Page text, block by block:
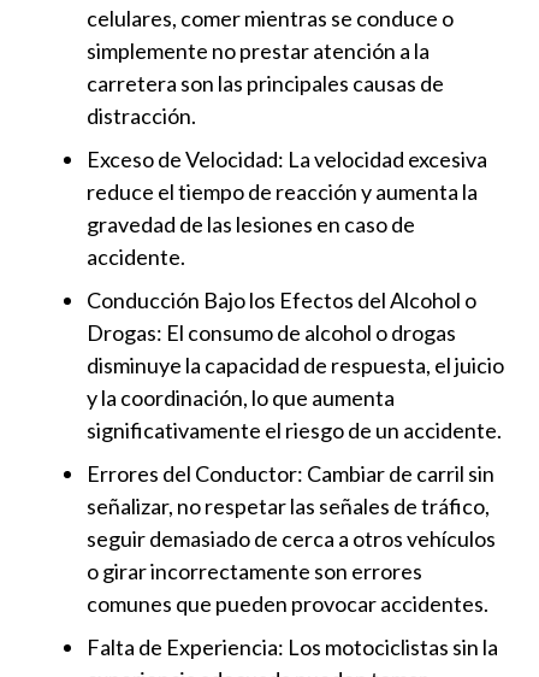
celulares, comer mientras se conduce o
simplemente no prestar atención a la
carretera son las principales causas de
distracción.
Exceso de Velocidad: La velocidad excesiva
reduce el tiempo de reacción y aumenta la
gravedad de las lesiones en caso de
accidente.
Conducción Bajo los Efectos del Alcohol o
Drogas: El consumo de alcohol o drogas
disminuye la capacidad de respuesta, el juicio
y la coordinación, lo que aumenta
significativamente el riesgo de un accidente.
Errores del Conductor: Cambiar de carril sin
señalizar, no respetar las señales de tráfico,
seguir demasiado de cerca a otros vehículos
o girar incorrectamente son errores
comunes que pueden provocar accidentes.
Falta de Experiencia: Los motociclistas sin la